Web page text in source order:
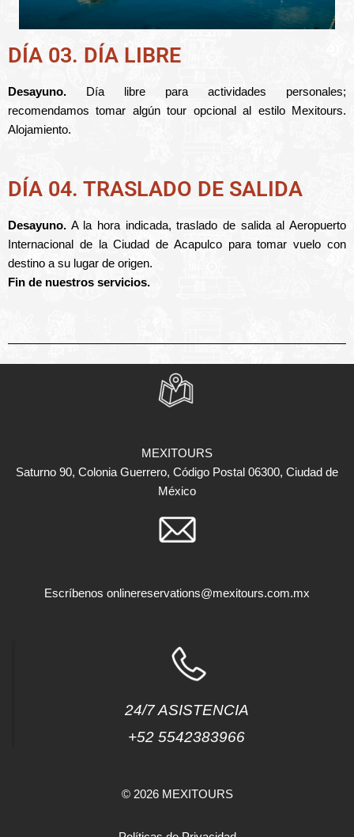
DÍA 03. DÍA LIBRE
Desayuno. Día libre para actividades personales;
recomendamos tomar algún tour opcional al estilo Mexitours.
Alojamiento.
DÍA 04. TRASLADO DE SALIDA
Desayuno. A la hora indicada, traslado de salida al Aeropuerto
Internacional de la Ciudad de Acapulco para tomar vuelo con
destino a su lugar de origen.
Fin de nuestros servicios.
MEXITOURS
Saturno 90, Colonia Guerrero, Código Postal 06300, Ciudad de
México
Escríbenos onlinereservations@mexitours.com.mx
24/7 ASISTENCIA
+52 5542383966
© 2026 MEXITOURS